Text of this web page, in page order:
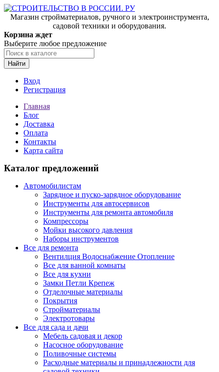
Магазин стройматериалов, ручного и электроинструмента,
садовой техники и оборудования.
Корзина ждет
Выберите любое предложение
Найти
Вход
Регистрация
Главная
Блог
Доставка
Оплата
Контакты
Карта сайта
Каталог предложений
Автомобилистам
Зарядное и пуско-зарядное оборудование
Инструменты для автосервисов
Инструменты для ремонта автомобиля
Компрессоры
Мойки высокого давления
Наборы инструментов
Все для ремонта
Вентилция Водоснабжение Отопление
Все для ванной комнаты
Все для кухни
Замки Петли Крепеж
Отделочные материалы
Покрытия
Стройматериалы
Электротовары
Все для сада и дачи
Мебель садовая и декор
Насосное оборудование
Поливочные системы
Расходные материалы и принадлежности для